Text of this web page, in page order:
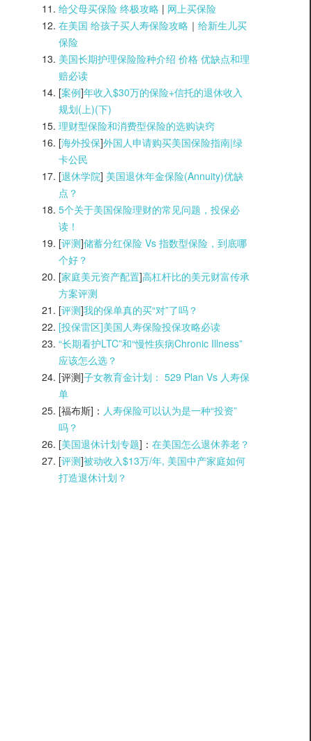
给父母买保险 终极攻略 | 网上买保险
在美国 给孩子买人寿保险攻略 ｜ 给新生儿买
保险
美国长期护理保险险种介绍 价格 优缺点和理
赔必读
[案例]年收入$30万的保险+信托的退休收入
规划(上)(下)
理财型保险和消费型保险的选购诀窍
[海外投保]外国人申请购买美国保险指南|绿
卡公民
[退休学院] 美国退休年金保险(Annuity)优缺
点？
5个关于美国保险理财的常见问题，投保必
读！
[评测]储蓄分红保险 Vs 指数型保险，到底哪
个好？
[家庭美元资产配置]高杠杆比的美元财富传承
方案评测
[评测]我的保单真的买“对”了吗？
[投保雷区]美国人寿保险投保攻略必读
“长期看护LTC”和“慢性疾病Chronic Illness”
应该怎么选？
[评测]子女教育金计划： 529 Plan Vs 人寿保
单
[福布斯]： 人寿保险可以认为是一种“投资”
吗？
[美国退休计划专题]： 在美国怎么退休养老？
[评测]被动收入$13万/年, 美国中产家庭如何
打造退休计划？